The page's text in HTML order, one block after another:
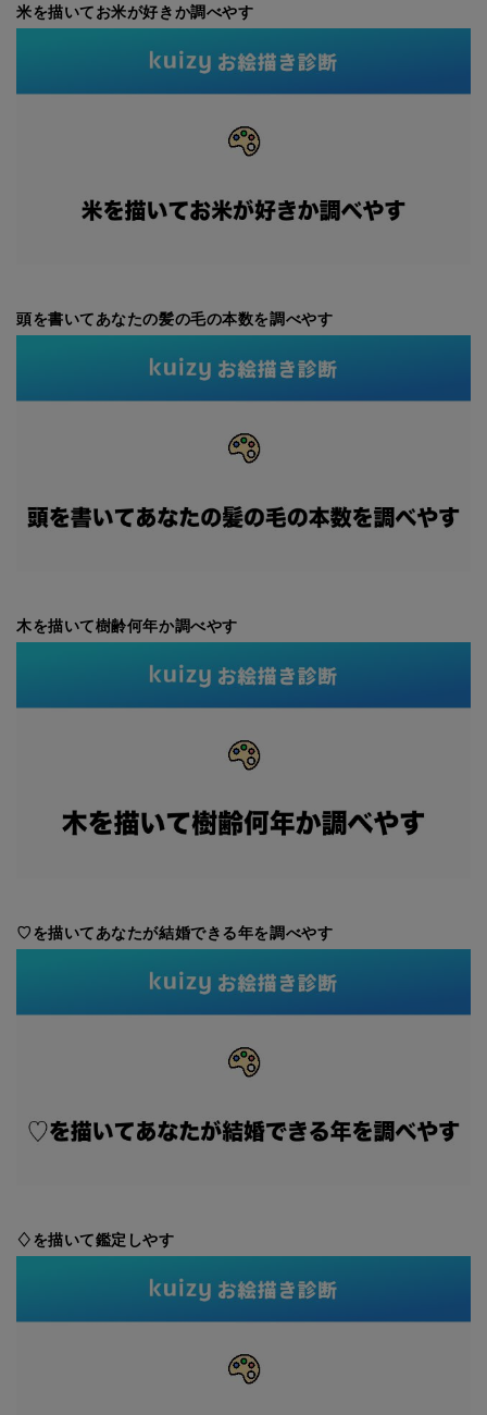
米を描いてお米が好きか調べやす
頭を書いてあなたの髪の毛の本数を調べやす
木を描いて樹齢何年か調べやす
♡を描いてあなたが結婚できる年を調べやす
♢を描いて鑑定しやす